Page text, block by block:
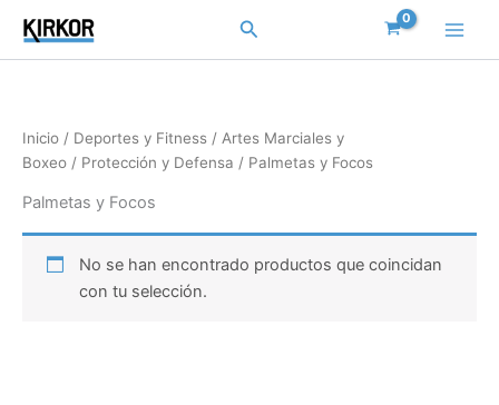
contenido
Buscar
Inicio / Deportes y Fitness / Artes Marciales y
Boxeo / Protección y Defensa / Palmetas y Focos
Palmetas y Focos
No se han encontrado productos que coincidan
con tu selección.